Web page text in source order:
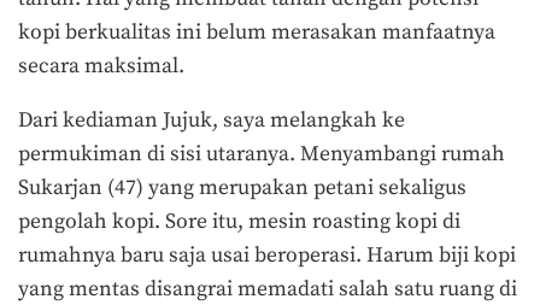
kopi berkualitas ini belum merasakan manfaatnya
secara maksimal.
Dari kediaman Jujuk, saya melangkah ke
permukiman di sisi utaranya. Menyambangi rumah
Sukarjan (47) yang merupakan petani sekaligus
pengolah kopi. Sore itu, mesin roasting kopi di
rumahnya baru saja usai beroperasi. Harum biji kopi
yang mentas disangrai memadati salah satu ruang di